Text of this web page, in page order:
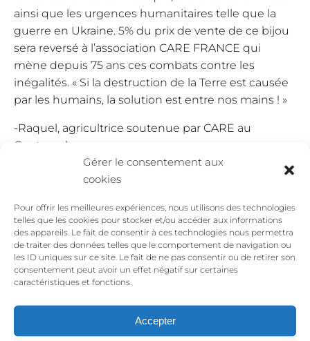
Gérer le consentement aux
cookies
Pour offrir les meilleures expériences, nous utilisons des technologies
telles que les cookies pour stocker et/ou accéder aux informations
des appareils. Le fait de consentir à ces technologies nous permettra
de traiter des données telles que le comportement de navigation ou
les ID uniques sur ce site. Le fait de ne pas consentir ou de retirer son
consentement peut avoir un effet négatif sur certaines
caractéristiques et fonctions.
Accepter
ainsi que les urgences humanitaires telle que la
guerre en Ukraine. 5% du prix de vente de ce bijou
sera reversé à l’association CARE FRANCE qui
mène depuis 75 ans ces combats contre les
inégalités. « Si la destruction de la Terre est causée
par les humains, la solution est entre nos mains ! »
-Raquel, agricultrice soutenue par CARE au
Guatemala
Comme pour beaucoup de bijoux La Jungle, je
l’intention derrière ce bijou mais bien sûr ne
prenez que ce qui vous parle et si c’est
uniquement le design du bijou, c’est également
parfait comme cela.